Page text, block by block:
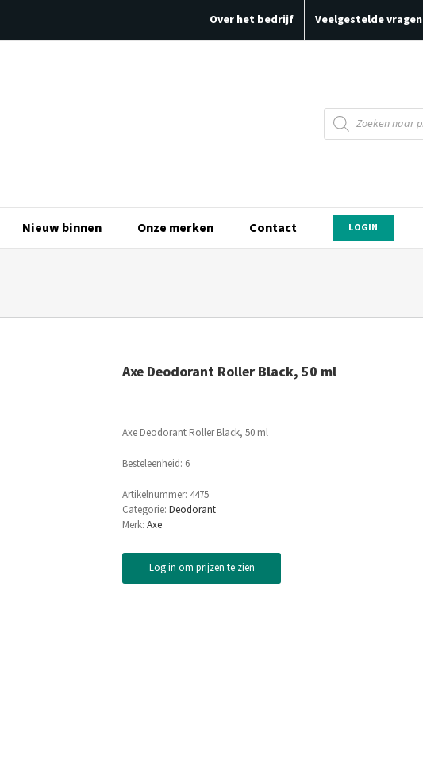
Over het bedrijf Veelgestelde vragen
Producten
zoeken
Nieuw binnen Onze merken Contact LOGIN
Axe Deodorant Roller Black, 50 ml
Axe Deodorant Roller Black, 50 ml
Besteleenheid: 6
Artikelnummer: 4475
Categorie: Deodorant
Merk: Axe
Log in om prijzen te zien